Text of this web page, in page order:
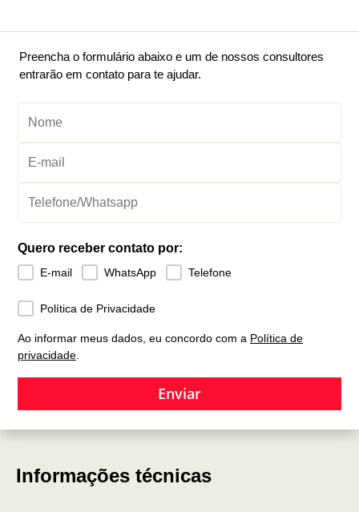
Preencha o formulário abaixo e um de nossos consultores
entrarão em contato para te ajudar.
Quero receber contato por:
E-mail WhatsApp Telefone
Política de Privacidade
Ao informar meus dados, eu concordo com a Política de
privacidade.
Enviar
Informações técnicas